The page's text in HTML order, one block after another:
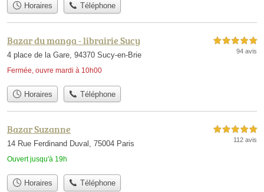
Horaires Téléphone
Bazar du manga - librairie Sucy
4 place de la Gare, 94370 Sucy-en-Brie
Fermée, ouvre mardi à 10h00
5,0 étoiles sur 5
94 avis
Horaires Téléphone
Bazar Suzanne
14 Rue Ferdinand Duval, 75004 Paris
Ouvert jusqu'à 19h
5,0 étoiles sur 5
112 avis
Horaires Téléphone